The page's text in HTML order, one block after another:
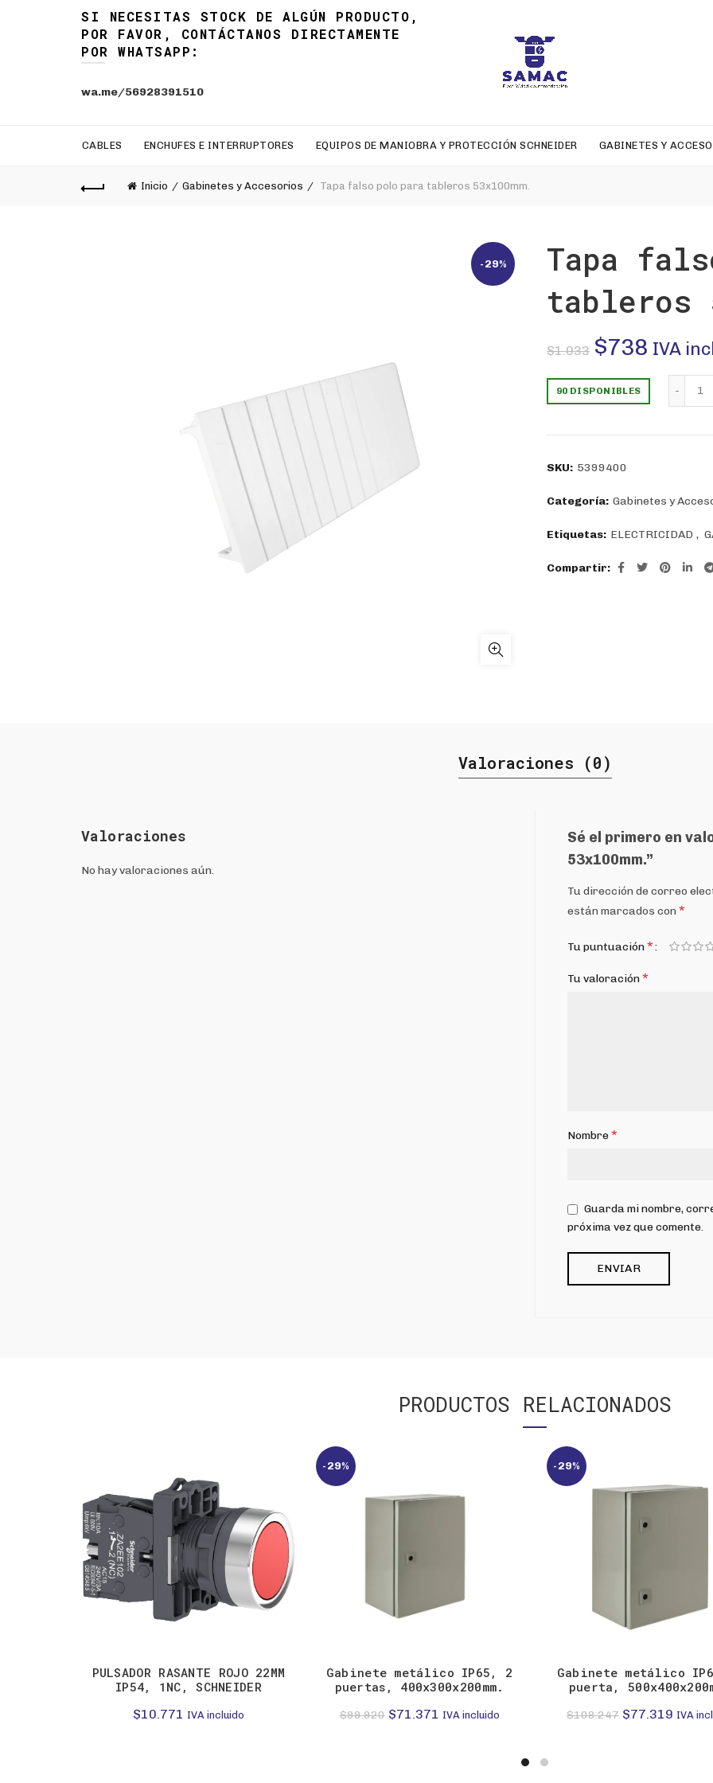
SI NECESITAS STOCK DE ALGÚN PRODUCTO,
POR FAVOR, CONTÁCTANOS DIRECTAMENTE
POR WHATSAPP:
wa.me/56928391510
CABLES ENCHUFES E INTERRUPTORES EQUIPOS DE MANIOBRA Y PROTECCIÓN SCHNEIDER GABINETES Y
Inicio Gabinetes y Accesorios Tapa falso polo para tableros 53x100mm.
-29%
Tapa
tableros
$1.033 El
precio
$738 El
IVA
90 DISPONIBLES
SKU: 5399400
Categoría: Gabinetes y
Etiquetas: ELECTRICIDAD ,
Compartir
Valoraciones (0)
Valoraciones
No hay valoraciones aún.
Sé el primero en
53x100mm.”
Tu dirección de correo
están marcados con *
Tu puntuación*
Tu valoración*
Nombre*
Guarda mi nombre,
próxima vez que comente.
PRODUCTOS RELACIONADOS
PULSADOR RASANTE ROJO 22MM
IP54, 1NC, SCHNEIDER
$10.771 IVA incluido
-29%
Gabinete metálico IP65, 2
puertas, 400x300x200mm.
$99.920 El
$71.371 El
IVA incluido
-29%
Gabinete metálico
puerta,
$108.247 El
$77.319 El
IVA